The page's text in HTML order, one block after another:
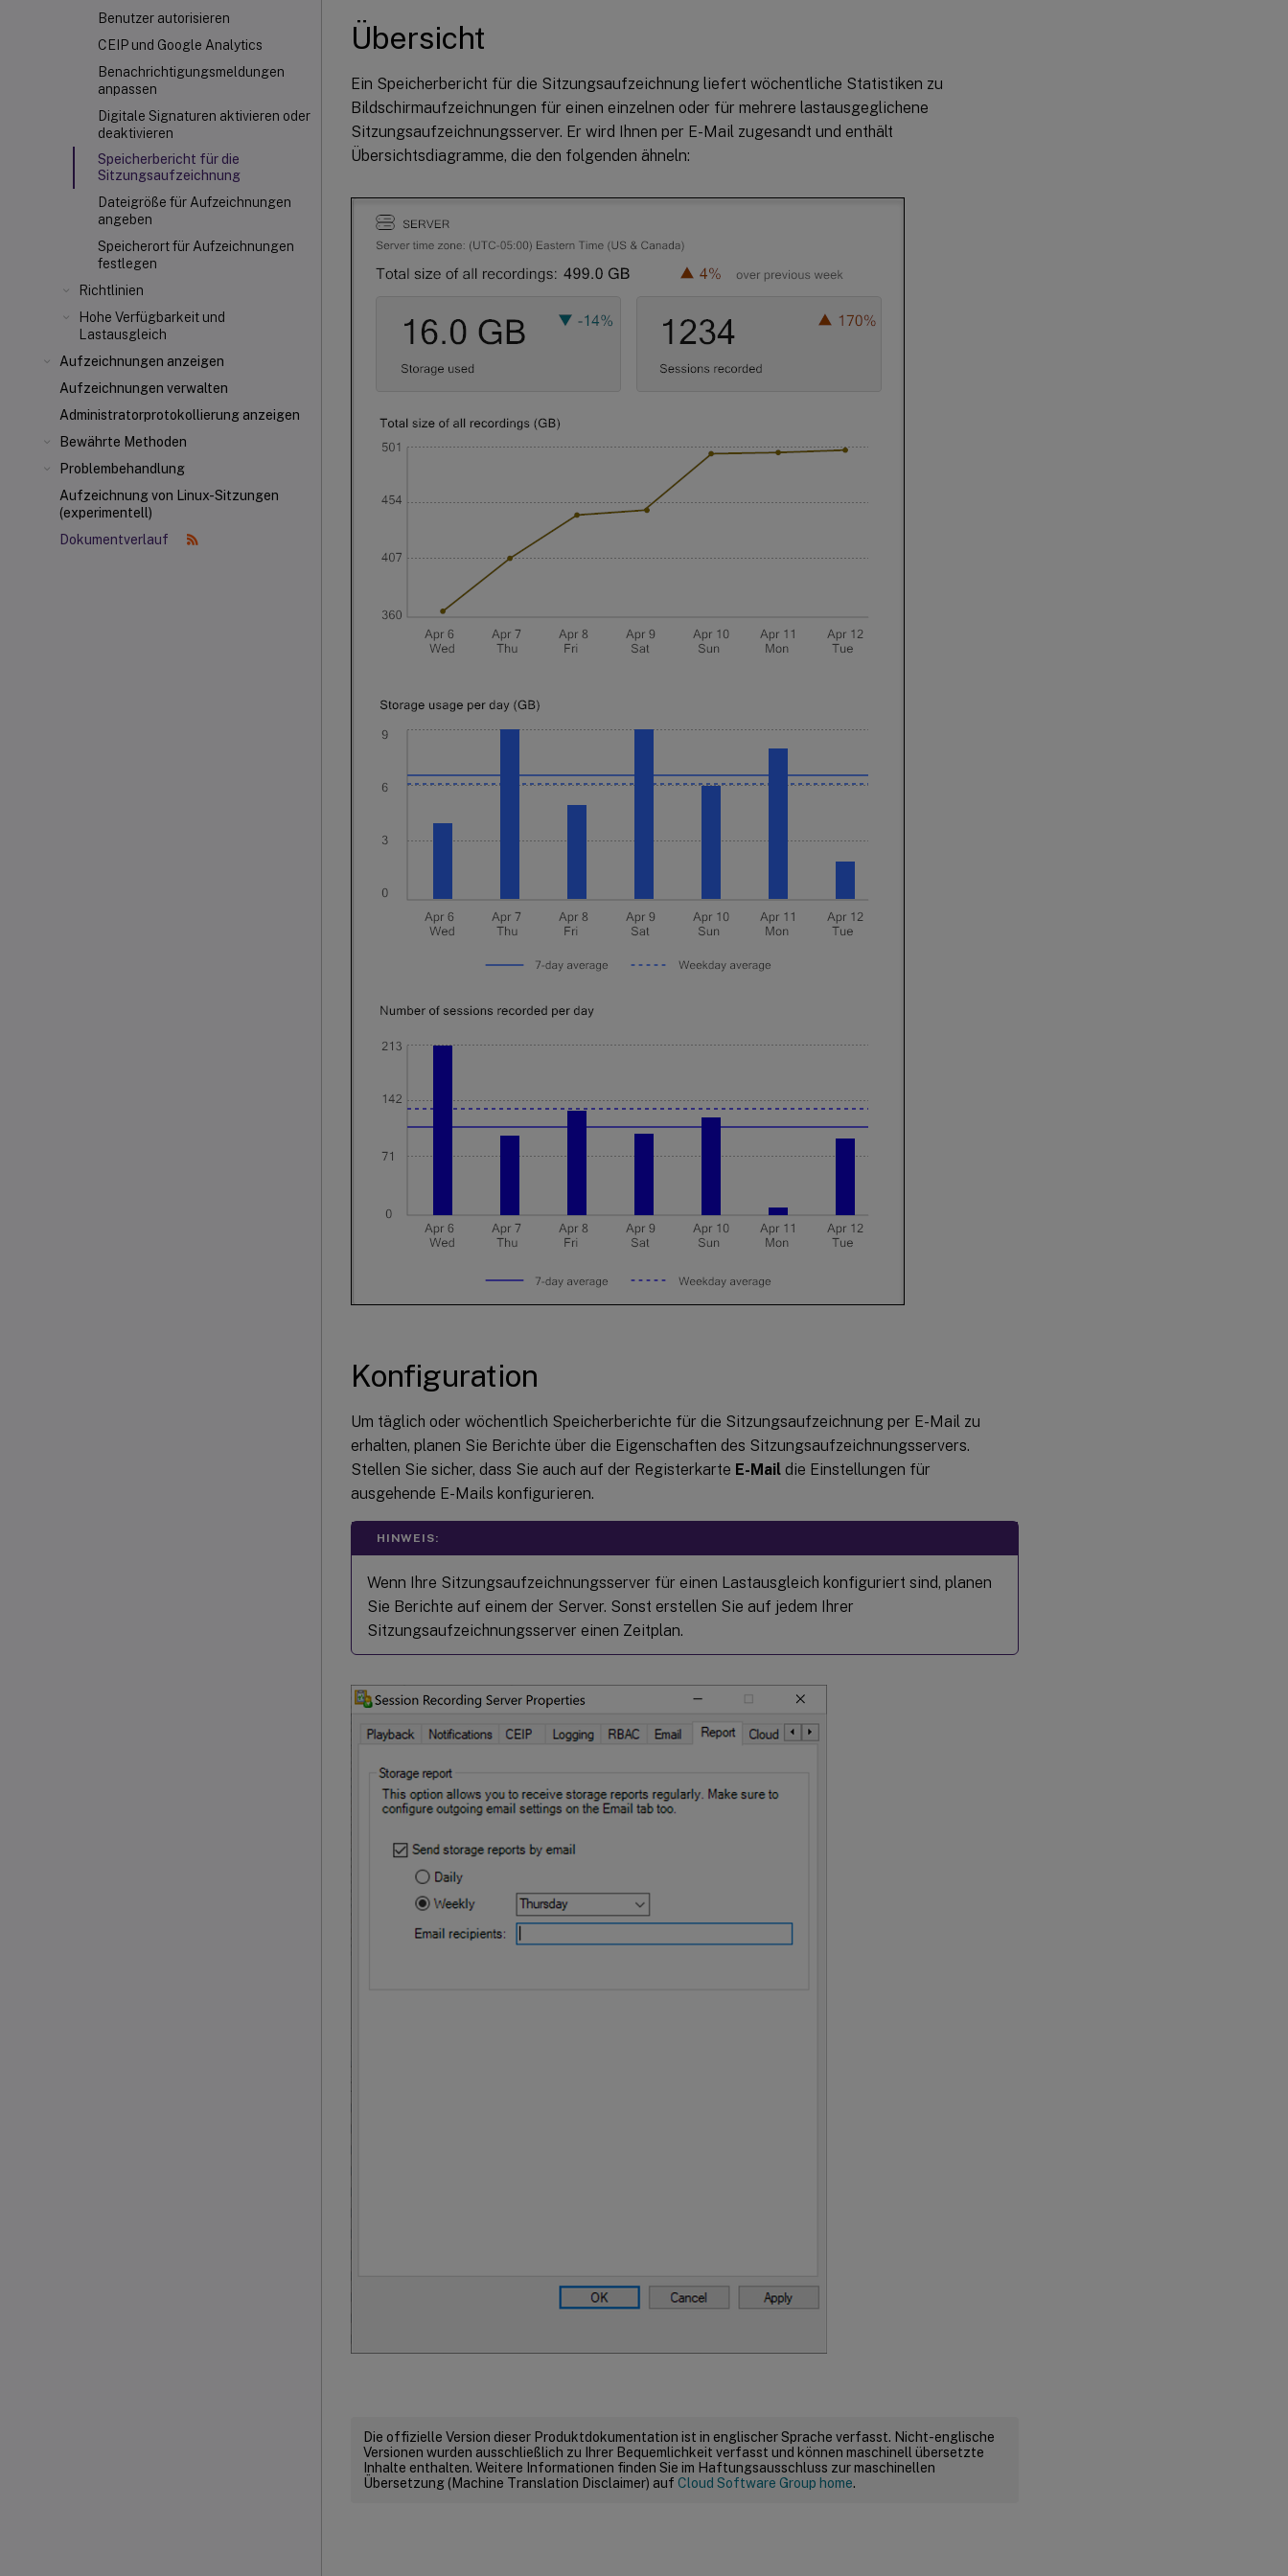
Benutzer autorisieren
CEIP und Google Analytics
Benachrichtigungsmeldungen
anpassen
Digitale Signaturen aktivieren oder
deaktivieren
Speicherbericht für die
Sitzungsaufzeichnung
Dateigröße für Aufzeichnungen
angeben
Speicherort für Aufzeichnungen
festlegen
Richtlinien
Hohe Verfügbarkeit und
Lastausgleich
Aufzeichnungen anzeigen
Aufzeichnungen verwalten
Administratorprotokollierung anzeigen
Bewährte Methoden
Problembehandlung
Aufzeichnung von Linux-Sitzungen
(experimentell)
Dokumentverlauf
Übersicht
Ein Speicherbericht für die Sitzungsaufzeichnung liefert wöchentliche Statistiken zu
Bildschirmaufzeichnungen für einen einzelnen oder für mehrere lastausgeglichene
Sitzungsaufzeichnungsserver. Er wird Ihnen per E-Mail zugesandt und enthält
Übersichtsdiagramme, die den folgenden ähneln:
Konfiguration
Um täglich oder wöchentlich Speicherberichte für die Sitzungsaufzeichnung per E-Mail zu
erhalten, planen Sie Berichte über die Eigenschaften des Sitzungsaufzeichnungsservers.
Stellen Sie sicher, dass Sie auch auf der Registerkarte E-Mail die Einstellungen für
ausgehende E-Mails konfigurieren.
HINWEIS:
Wenn Ihre Sitzungsaufzeichnungsserver für einen Lastausgleich konfiguriert sind, planen
Sie Berichte auf einem der Server. Sonst erstellen Sie auf jedem Ihrer
Sitzungsaufzeichnungsserver einen Zeitplan.
Die offizielle Version dieser Produktdokumentation ist in englischer Sprache verfasst. Nicht-englische
Versionen wurden ausschließlich zu Ihrer Bequemlichkeit verfasst und können maschinell übersetzte
Inhalte enthalten. Weitere Informationen finden Sie im Haftungsausschluss zur maschinellen
Übersetzung (Machine Translation Disclaimer) auf Cloud Software Group home.